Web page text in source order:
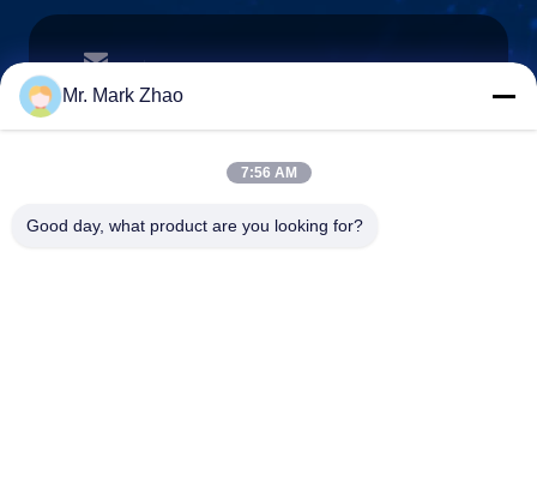
ईमेल
फ़ोन :
Mr. Mark Zhao
7:56 AM
Good day, what product are you looking for?